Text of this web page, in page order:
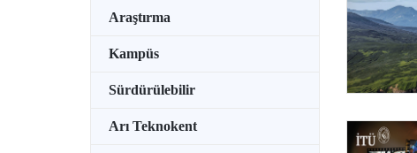
Araştırma
Kampüs
Sürdürülebilir
Arı Teknokent